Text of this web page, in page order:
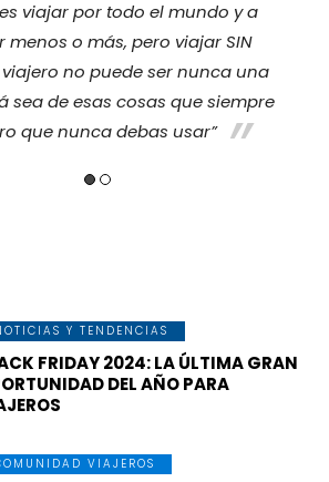
de imprevisto es algo que nos
Y no solo a nosotros nos
sino también a nuestras
se quedan en casa.
Y TENDENCIAS
FRIDAY 2024: LA ÚLTIMA GRAN
DEL AÑO PARA
VIAJEROS